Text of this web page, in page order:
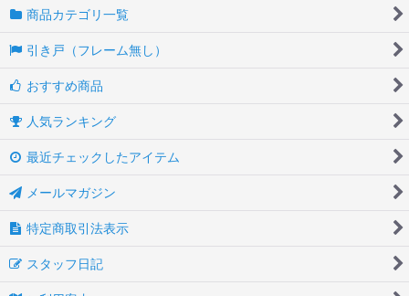
商品カテゴリ一覧
引き戸（フレーム無し）
おすすめ商品
人気ランキング
最近チェックしたアイテム
メールマガジン
特定商取引法表示
スタッフ日記